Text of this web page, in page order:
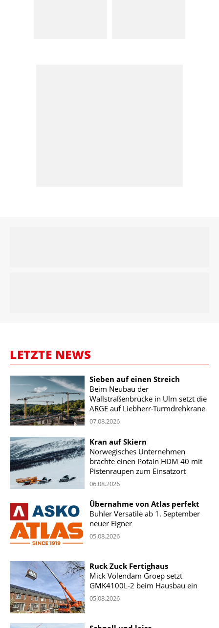
LETZTE NEWS
Sieben auf einen Streich
Beim Neubau der
Wallstraßenbrücke in Ulm setzt die
ARGE auf Liebherr-Turmdrehkrane
07.08.2026
Kran auf Skiern
Norwegisches Unternehmen
brachte einen Potain HDM 40 mit
Pistenraupen zum Einsatzort
06.08.2026
Übernahme von Atlas perfekt
Buhler Versatile ab 1. September
neuer Eigner
05.08.2026
Ruck Zuck Fertighaus
Mick Volendam Groep setzt
GMK4100L-2 beim Hausbau ein
05.08.2026